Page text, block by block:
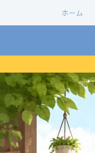
ホーム